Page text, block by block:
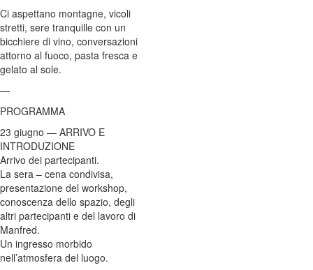
Ci aspettano montagne, vicoli
stretti, sere tranquille con un
bicchiere di vino, conversazioni
attorno al fuoco, pasta fresca e
gelato al sole.
—
PROGRAMMA
23 giugno — ARRIVO E
INTRODUZIONE
Arrivo dei partecipanti.
La sera – cena condivisa,
presentazione del workshop,
conoscenza dello spazio, degli
altri partecipanti e del lavoro di
Manfred.
Un ingresso morbido
nell’atmosfera del luogo.